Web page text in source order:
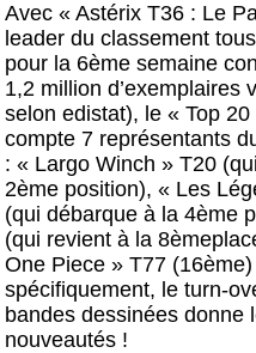
Avec « Astérix T36 : Le
leader du classement
pour la 6ème semaine
1,2 million d’exemplaires
selon edistat), le « Top 20
compte 7 représentants
: « Largo Winch » T20
2ème position), « Les
(qui débarque à la 4ème
(qui revient à la
One Piece » T77
spécifiquement, le turn-
bandes dessinées donne
nouveautés !